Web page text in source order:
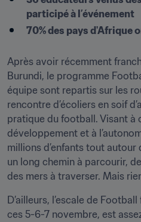
participé à l’événement
70% des pays d'Afrique
Après avoir récemment
Burundi, le programme
équipe sont repartis sur les
rencontre d’écoliers en soif
pratique du football. Visant à
développement et à
millions d’enfants tout autour
un long chemin à parcourir,
des mers à traverser. Mais
D’ailleurs, l’escale de
ces 5-6-7 novembre, est